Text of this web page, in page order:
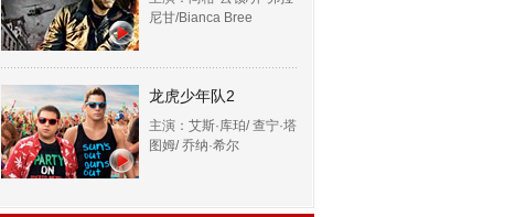
尼甘/Bianca Bree
龙虎少年队2
主演：艾斯·库珀/ 查宁·塔
图姆/ 乔纳·希尔